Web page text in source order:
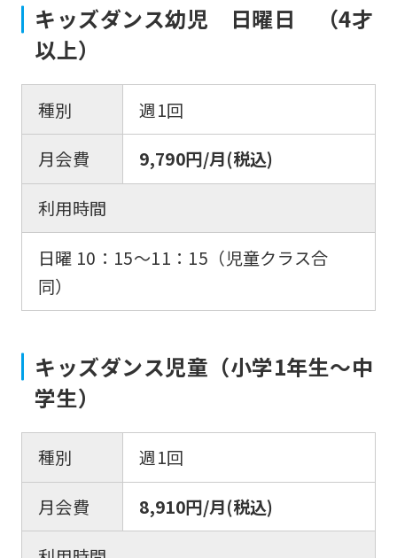
キッズダンス幼児 日曜日 （4才
以上）
種別
週1回
月会費
9,790円/月(税込)
利用時間
日曜 10：15〜11：15（児童クラス合
同）
キッズダンス児童（小学1年生〜中
学生）
種別
週1回
月会費
8,910円/月(税込)